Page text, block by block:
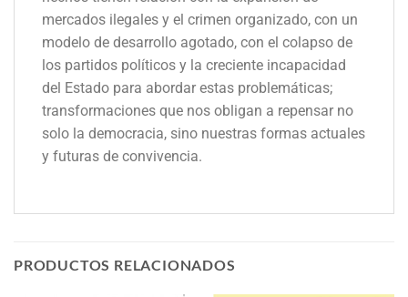
mercados ilegales y el crimen organizado, con un
modelo de desarrollo agotado, con el colapso de
los partidos políticos y la creciente incapacidad
del Estado para abordar estas problemáticas;
transformaciones que nos obligan a repensar no
solo la democracia, sino nuestras formas actuales
y futuras de convivencia.
PRODUCTOS RELACIONADOS